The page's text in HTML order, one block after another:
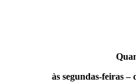
às segundas-feiras –